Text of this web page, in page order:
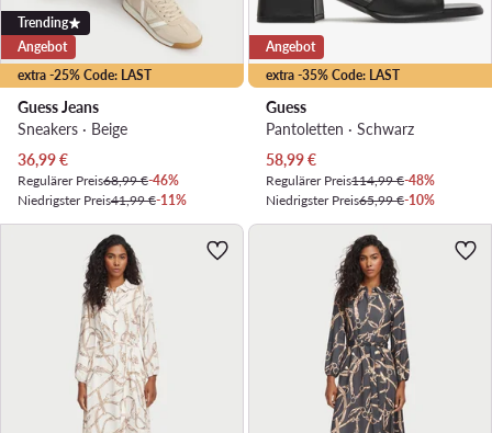
extra -25% Code: LAST
Trending
Angebot
Guess Jeans
Sneakers · Beige
Aktueller Preis
36,99€
Regulärer Preis68,99 €-46%
Niedrigster Preis41,99 €-11%
extra -35% Code: LAST
Angebot
Guess
Pantoletten · Schwarz
Aktueller Preis
58,99€
Regulärer Preis114,99 €-48%
Niedrigster Preis65,99 €-10%